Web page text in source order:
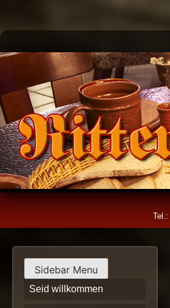
Tel.:
Sidebar Menu
Seid willkommen